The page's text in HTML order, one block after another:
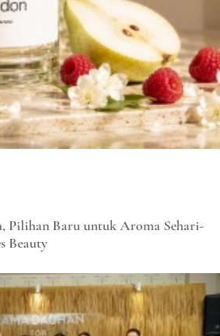
Pilihan Baru untuk Aroma Sehari-
Beauty